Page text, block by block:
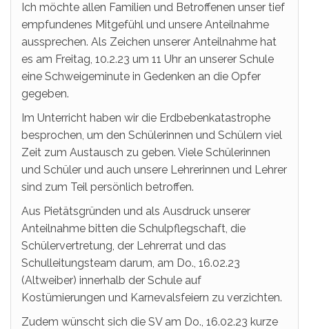
Ich möchte allen Familien und Betroffenen unser tief
empfundenes Mitgefühl und unsere Anteilnahme
aussprechen. Als Zeichen unserer Anteilnahme hat
es am Freitag, 10.2.23 um 11 Uhr an unserer Schule
eine Schweigeminute in Gedenken an die Opfer
gegeben.
Im Unterricht haben wir die Erdbebenkatastrophe
besprochen, um den Schülerinnen und Schülern viel
Zeit zum Austausch zu geben. Viele Schülerinnen
und Schüler und auch unsere Lehrerinnen und Lehrer
sind zum Teil persönlich betroffen.
Aus Pietätsgründen und als Ausdruck unserer
Anteilnahme bitten die Schulpflegschaft, die
Schülervertretung, der Lehrerrat und das
Schulleitungsteam darum, am Do., 16.02.23
(Altweiber) innerhalb der Schule auf
Kostümierungen und Karnevalsfeiern zu verzichten.
Zudem wünscht sich die SV am Do., 16.02.23 kurze